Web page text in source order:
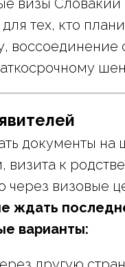
визы
тех, кто
документы на
визита к
через визовые
ждать
варианты: